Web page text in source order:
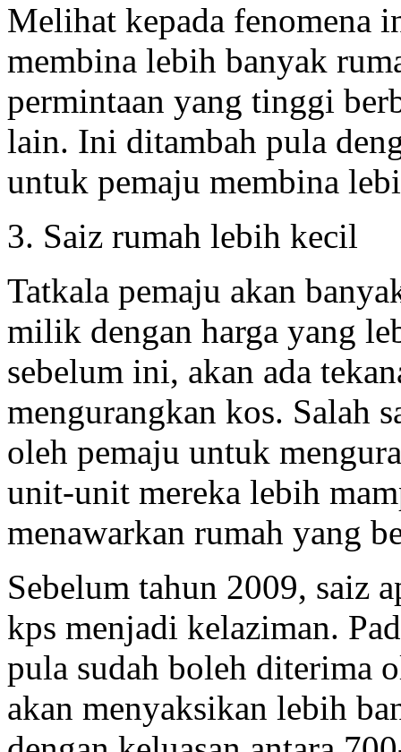
Melihat kepada fenomena
membina lebih banyak
permintaan yang tinggi
lain. Ini ditambah pula
untuk pemaju membina
3. Saiz rumah lebih kecil
Tatkala pemaju akan
milik dengan harga yang
sebelum ini, akan ada
mengurangkan kos. Salah
oleh pemaju untuk
unit-unit mereka lebih
menawarkan rumah yang
Sebelum tahun 2009, saiz
kps menjadi kelaziman.
pula sudah boleh diterima
akan menyaksikan lebih